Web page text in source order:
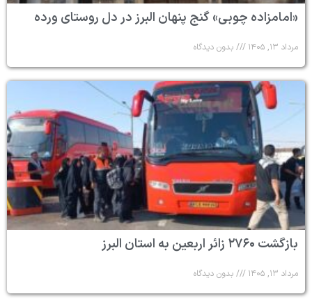
«امامزاده چوبی» گنج پنهان البرز در دل روستای ورده
مرداد ۱۳, ۱۴۰۵ بدون دیدگاه
بازگشت ۲۷۶۰ زائر اربعین به استان البرز
مرداد ۱۳, ۱۴۰۵ بدون دیدگاه